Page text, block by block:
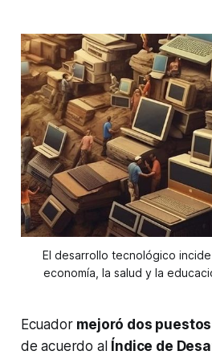
El desarrollo tecnológico
economía, la salud y la
Ecuador mejoró dos
de acuerdo al
Índice de